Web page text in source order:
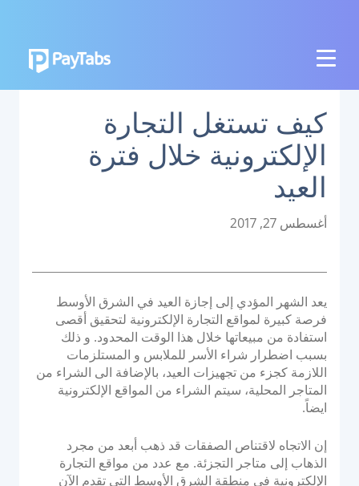
المنتجات
تطبيق بايمز الشامل
منصة تنظيم العمليات البنكية
الربط
نظام الدفع الوطني
نظام التحويل للاستحواذ البنكي
وحدة التحكم في أجهزة الصراف الآلي
منصة إصدار PayTabs
كيف تستغل التجارة
الإلكترونية خلال فترة
العيد
P
t
d
o
n
أغسطس 27, 2017
يعد الشهر المؤدي إلى إجازة العيد في الشرق الأوسط
فرصة كبيرة لمواقع التجارة الإلكترونية لتحقيق أقصى
استفادة من مبيعاتها خلال هذا الوقت المحدود. و ذلك
بسبب اضطرار شراء الأسر للملابس و المستلزمات
اللازمة كجزء من تجهيزات العيد، بالإضافة الى الشراء من
المتاجر المحلية، سيتم الشراء من المواقع الإلكترونية
ايضاً.
إن الاتجاه لاقتناص الصفقات قد ذهب أبعد من مجرد
الذهاب إلى متاجر التجزئة. مع عدد من مواقع التجارة
الإلكترونية في منطقة الشرق الأوسط التي تقدم الآن